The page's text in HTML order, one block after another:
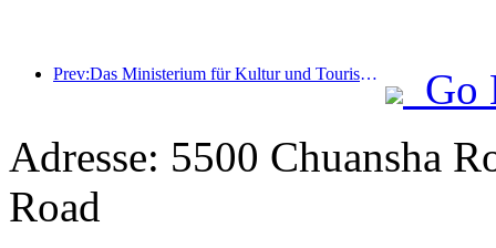
Prev:Das Ministerium für Kultur und Tourismus berichtete, dass im Jahr 2025 16.994 Sehenswürdigkeiten der Kategorie A 7,51 Milliarden Besucher empfangen und Tourismuseinnahmen in Höhe von 554,49 Milliarden Yuan generiert haben.
Go
Adresse: 5500 Chuansha
Road